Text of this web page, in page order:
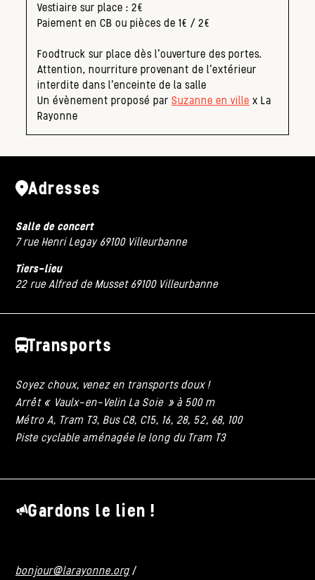
Vestiaire sur place : 2€
Paiement en CB ou pièces de 1€ / 2€
Foodtruck sur place dès l’ouverture des portes.
Attention, nourriture provenant de l’extérieur
interdite dans l’enceinte de la salle
Un évènement proposé par Suzanne en ville x La
Rayonne
Adresses
Salle de concert
7 rue Henri Legay 69100 Villeurbanne
Tiers-lieu
22 rue Alfred de Musset 69100 Villeurbanne
Transports
Soyez choux, venez en transports doux !
Arrêt « Vaulx-en-Velin La Soie » à 500 m
Métro A, Tram T3, Bus C8, C15, 16, 28, 52, 68, 100
Piste cyclable aménagée le long du Tram T3
Gardons le lien !
bonjour@larayonne.org /